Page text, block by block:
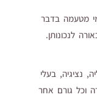
מי מטעמה בדבר
לנכונותן.
נציגיה, בעלי
וכל גורם אחר